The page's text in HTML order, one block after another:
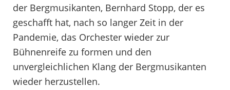
der Bergmusikanten, Bernhard Stopp, der es
geschafft hat, nach so langer Zeit in der
Pandemie, das Orchester wieder zur
Bühnenreife zu formen und den
unvergleichlichen Klang der Bergmusikanten
wieder herzustellen.